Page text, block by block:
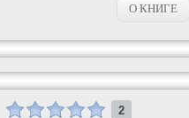
О КНИГЕ
2